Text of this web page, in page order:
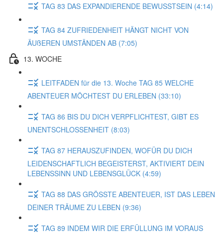
TAG 83 DAS EXPANDIERENDE BEWUSSTSEIN (4:14)
TAG 84 ZUFRIEDENHEIT HÄNGT NICHT VON
ÄUßEREN UMSTÄNDEN AB (7:05)
13. WOCHE
LEITFADEN für die 13. Woche TAG 85 WELCHE
ABENTEUER MÖCHTEST DU ERLEBEN (33:10)
TAG 86 BIS DU DICH VERPFLICHTEST, GIBT ES
UNENTSCHLOSSENHEIT (8:03)
TAG 87 HERAUSZUFINDEN, WOFÜR DU DICH
LEIDENSCHAFTLICH BEGEISTERST, AKTIVIERT DEIN
LEBENSSINN UND LEBENSGLÜCK (4:59)
TAG 88 DAS GRÖSSTE ABENTEUER, IST DAS LEBEN
DEINER TRÄUME ZU LEBEN (9:36)
TAG 89 INDEM WIR DIE ERFÜLLUNG IM VORAUS